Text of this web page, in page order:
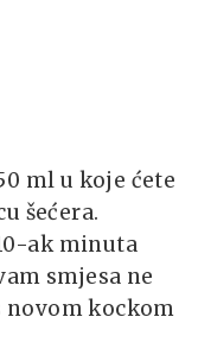
ml u koje ćete
šećera.
ak minuta
smjesa ne
novom kockom